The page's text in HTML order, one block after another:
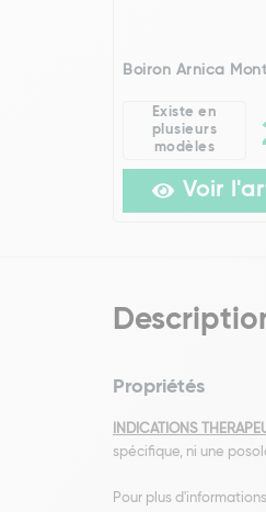
Boiron Arnica
Existe en
plusieurs
modèles
Voir
Propriétés
INDICATIONS
spécifique, ni une
Pour plus